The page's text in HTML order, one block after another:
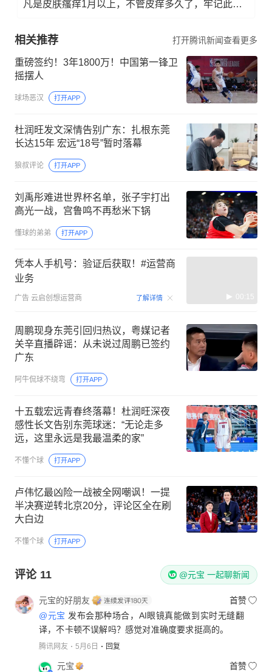
凡是皮肤瘙痒1月以上，不管皮痒多久了，牢记此法，快！准！狠！
相关推荐 打开腾讯新闻查看更多
重磅签约！3年1800万！中国第一锋卫
摇摆人
球场恶汉 打开APP
杜润旺发文深情告别广东：扎根东莞
长达15年 宏远“18号”暂时落幕
狼叔评论 打开APP
刘禹彤难进世界杯名单，张子宇打出
高光一战，宫鲁鸣不再愁米下锅
懂球的弟弟 打开APP
凭本人手机号：验证后获取！#运营商
业务
广告 云启创想运营商 了解详情 00:15
周鹏现身东莞引回归热议，粤媒记者
关辛直播辟谣：从未说过周鹏已签约
广东
阿牛侃球不绕弯 打开APP
十五载宏远青春终落幕！杜润旺深夜
感性长文告别东莞球迷：“无论走多
远，这里永远是我最温柔的家”
不懂个球 打开APP
卢伟忆最凶险一战被全网嘲讽！一提
半决赛逆转北京20分，评论区全在刷
大白边
不懂个球 打开APP
评论 11 @元宝 一起聊新闻
元宝的好朋友
首赞
@元宝 发布会那种场合，AI眼镜真能做到实时无缝翻
译，不卡顿不误解吗？感觉对准确度要求挺高的。
腾讯网友 5月6日 回复
元宝
首赞